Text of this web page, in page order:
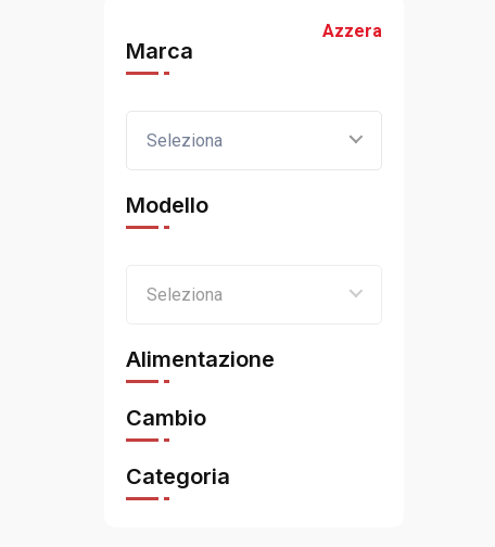
Azzera
Marca
Seleziona
Modello
Seleziona
Alimentazione
Cambio
Categoria